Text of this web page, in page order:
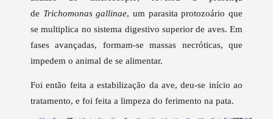
de Trichomonas gallinae, um parasita protozoário que
se multiplica no sistema digestivo superior de aves. Em
fases avançadas, formam-se massas necróticas, que
impedem o animal de se alimentar.
Foi então feita a estabilização da ave, deu-se início ao
tratamento, e foi feita a limpeza do ferimento na pata.